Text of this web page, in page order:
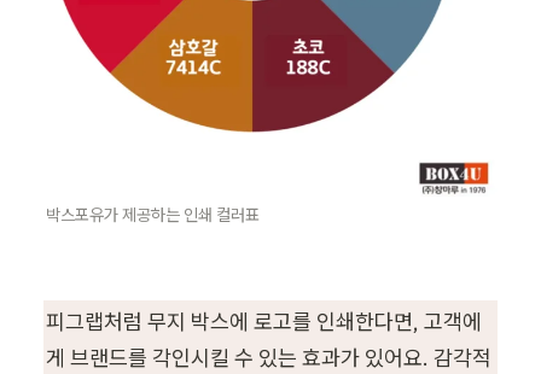
박스포유가 제공하는 인쇄 컬러표
피그랩처럼 무지 박스에 로고를 인쇄한다면, 고객에
게 브랜드를 각인시킬 수 있는 효과가 있어요. 감각적